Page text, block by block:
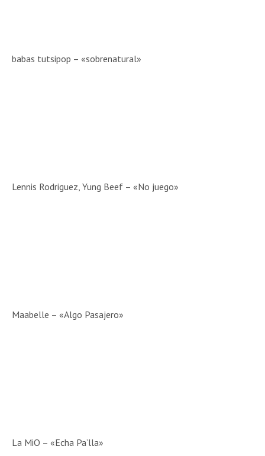
babas tutsipop – «sobrenatural»
Lennis Rodriguez, Yung Beef – «No juego»
Maabelle – «Algo Pasajero»
La MiO – «Echa Pa’lla»